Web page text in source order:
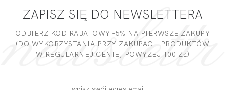
ZAPISZ SIĘ DO NEWSLETTERA
ODBIERZ KOD RABATOWY -5% NA PIERWSZE ZAKUPY
(DO WYKORZYSTANIA PRZY ZAKUPACH PRODUKTÓW
W REGULARNEJ CENIE, POWYZEJ 100 ZŁ)